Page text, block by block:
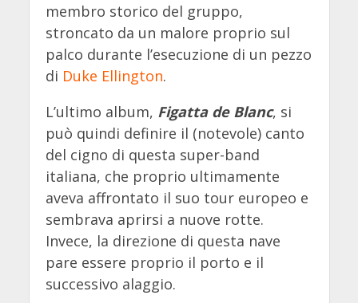
membro storico del gruppo,
stroncato da un malore proprio sul
palco durante l’esecuzione di un pezzo
di Duke Ellington.
L’ultimo album, Figatta de Blanc, si
può quindi definire il (notevole) canto
del cigno di questa super-band
italiana, che proprio ultimamente
aveva affrontato il suo tour europeo e
sembrava aprirsi a nuove rotte.
Invece, la direzione di questa nave
pare essere proprio il porto e il
successivo alaggio.